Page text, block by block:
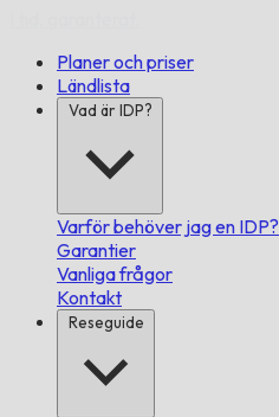
Planer och priser
Ländlista
Vad är IDP?
Varför behöver jag en IDP?
Garantier
Vanliga frågor
Kontakt
Reseguide